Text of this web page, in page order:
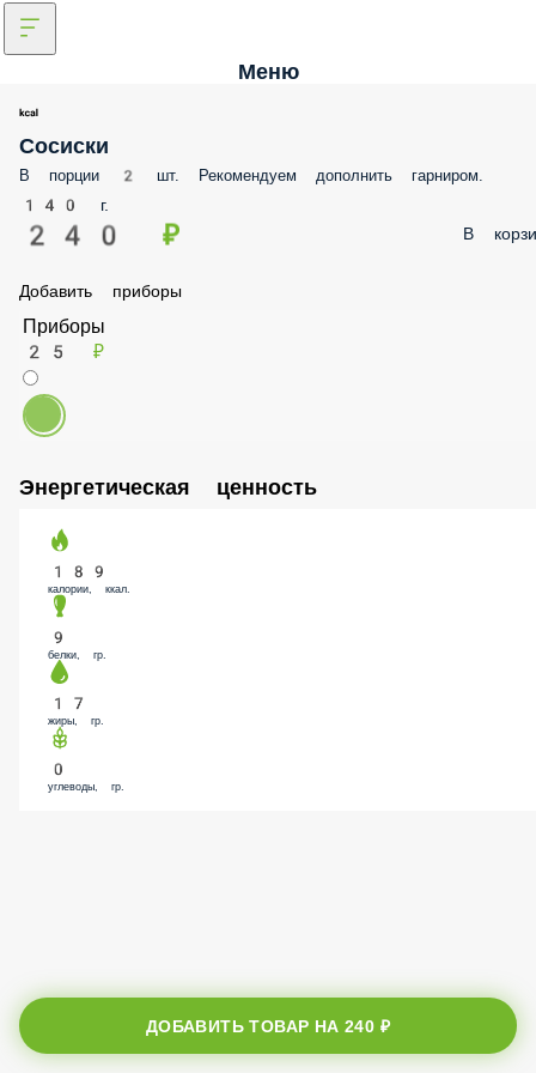
Меню
Сосиски
В порции 2 шт. Рекомендуем дополнить гарниром.
140 г.
240 ₽ В
Добавить приборы
Приборы
25 ₽
Энергетическая ценность
189
калории, ккал.
9
белки, гр.
17
жиры, гр.
0
ДОБАВИТЬ ТОВАР НА240 ₽